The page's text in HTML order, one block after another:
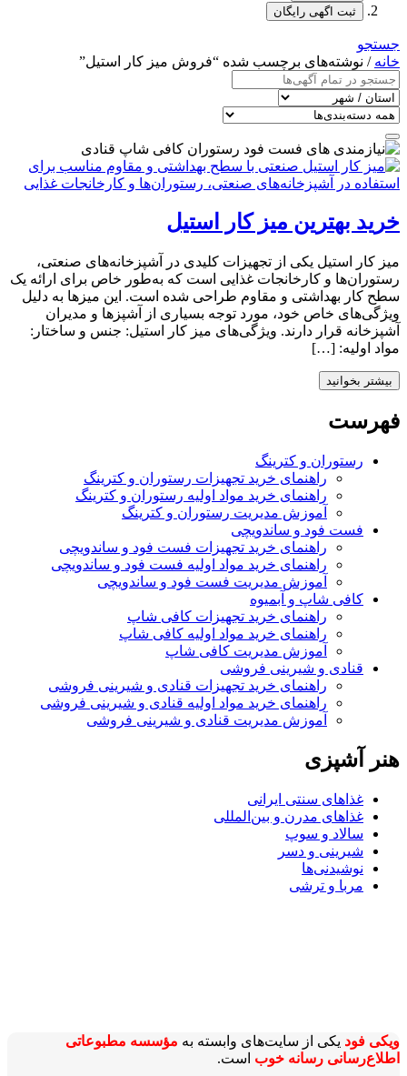
ثبت اگهی رایگان
جستجو
خانه / نوشته‌های برچسب شده “فروش میز کار استیل”
خرید بهترین میز کار استیل
میز کار استیل یکی از تجهیزات کلیدی در آشپزخانه‌های صنعتی،
رستوران‌ها و کارخانجات غذایی است که به‌طور خاص برای ارائه یک
سطح کار بهداشتی و مقاوم طراحی شده است. این میزها به دلیل
ویژگی‌های خاص خود، مورد توجه بسیاری از آشپزها و مدیران
آشپزخانه قرار دارند. ویژگی‌های میز کار استیل: جنس و ساختار:
مواد اولیه: […]
بیشتر بخوانید
فهرست
رستوران و کترینگ
راهنمای خرید تجهیزات رستوران و کترینگ
راهنمای خرید مواد اولیه رستوران و کترینگ
آموزش مدیریت رستوران و کترینگ
فست فود و ساندویچی
راهنمای خرید تجهیزات فست فود و ساندویچی
راهنمای خرید مواد اولیه فست فود و ساندویچی
آموزش مدیریت فست فود و ساندویچی
کافی شاپ و آبمیوه
راهنمای خرید تجهیزات کافی شاپ
راهنمای خرید مواد اولیه کافی‌ شاپ‌
آموزش مدیریت کافی شاپ
قنادی و شیرینی فروشی
راهنمای خرید تجهیزات قنادی و شیرینی فروشی
راهنمای خرید مواد اولیه قنادی و شیرینی فروشی
آموزش مدیریت قنادی و شیرینی فروشی
هنر آشپزی
غذاهای سنتی ایرانی
غذاهای مدرن و بین‌المللی
سالاد و سوپ
شیرینی و دسر
نوشیدنی‌ها
مربا و ترشی
ویکی‌ فود یکی از سایت‌های وابسته به مؤسسه مطبوعاتی
اطلاع‌رسانی رسانه خوب است.